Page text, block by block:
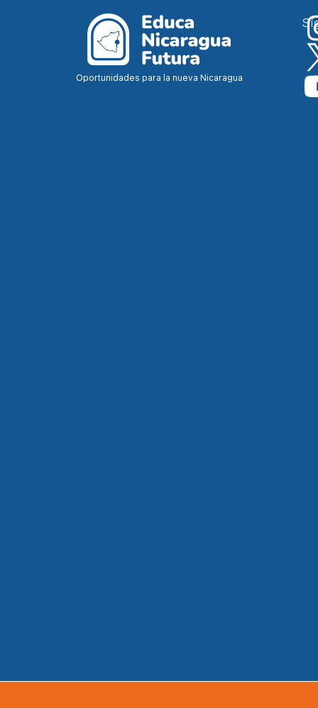
Oportunidades para la nueva Nicaragua